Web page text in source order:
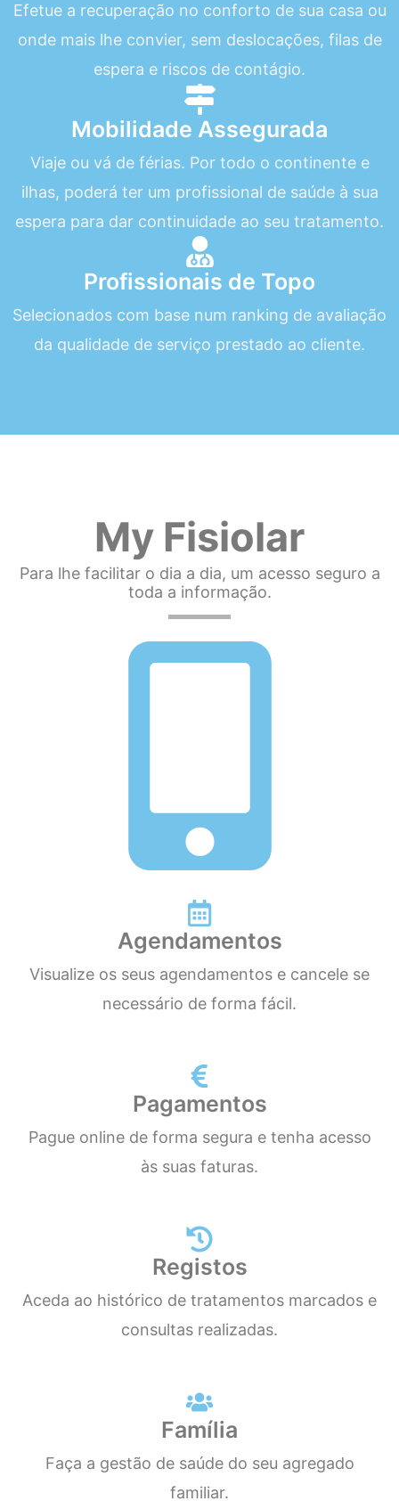
Efetue a recuperação no conforto de sua casa ou
onde mais lhe convier, sem deslocações, filas de
espera e riscos de contágio.
Mobilidade Assegurada
Viaje ou vá de férias. Por todo o continente e
ilhas, poderá ter um profissional de saúde à sua
espera para dar continuidade ao seu tratamento.
Profissionais de Topo
Selecionados com base num ranking de avaliação
da qualidade de serviço prestado ao cliente.
My Fisiolar
Para lhe facilitar o dia a dia, um acesso seguro a
toda a informação.
Agendamentos
Visualize os seus agendamentos e cancele se
necessário de forma fácil.
Pagamentos
Pague online de forma segura e tenha acesso
às suas faturas.
Registos
Aceda ao histórico de tratamentos marcados e
consultas realizadas.
Família
Faça a gestão de saúde do seu agregado
familiar.